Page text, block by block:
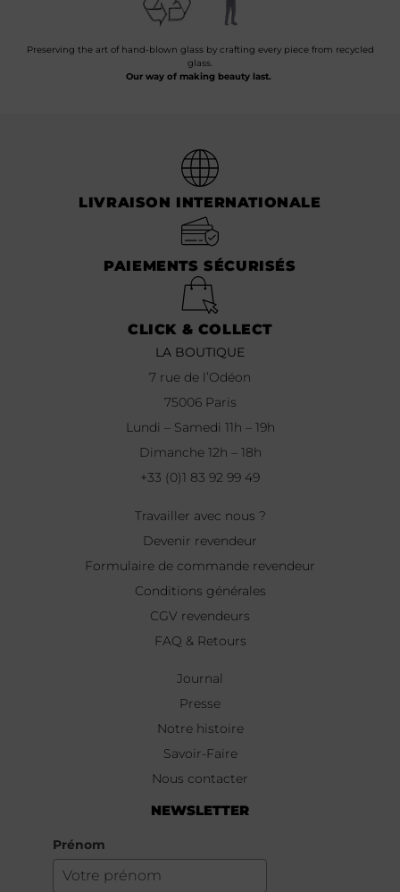
Preserving the art of hand-blown glass by crafting every piece from recycled
glass.
Our way of making beauty last.
LIVRAISON INTERNATIONALE
PAIEMENTS SÉCURISÉS
CLICK & COLLECT
LA BOUTIQUE
7 rue de l’Odéon
75006 Paris
Lundi – Samedi 11h – 19h
Dimanche 12h – 18h
+33 (0)1 83 92 99 49
Travailler avec nous ?
Devenir revendeur
Formulaire de commande revendeur
Conditions générales
CGV revendeurs
FAQ & Retours
Journal
Presse
Notre histoire
Savoir-Faire
Nous contacter
NEWSLETTER
Prénom